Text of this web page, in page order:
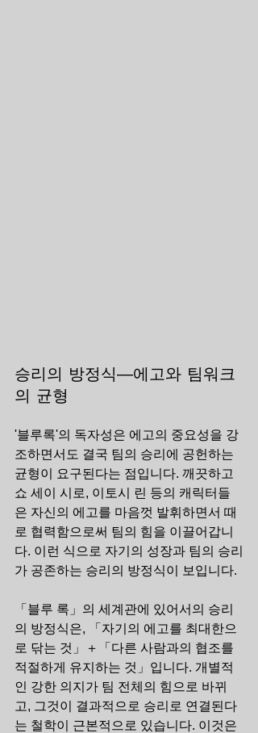
승리의 방정식—에고와 팀워크
의 균형
'블루록'의 독자성은 에고의 중요성을 강
조하면서도 결국 팀의 승리에 공헌하는
균형이 요구된다는 점입니다. 깨끗하고
쇼 세이 시로, 이토시 린 등의 캐릭터들
은 자신의 에고를 마음껏 발휘하면서 때
로 협력함으로써 팀의 힘을 이끌어갑니
다. 이런 식으로 자기의 성장과 팀의 승리
가 공존하는 승리의 방정식이 보입니다.
「블루 록」의 세계관에 있어서의 승리
의 방정식은, 「자기의 에고를 최대한으
로 닦는 것」＋「다른 사람과의 협조를
적절하게 유지하는 것」입니다. 개별적
인 강한 의지가 팀 전체의 힘으로 바뀌
고, 그것이 결과적으로 승리로 연결된다
는 철학이 근본적으로 있습니다. 이것은